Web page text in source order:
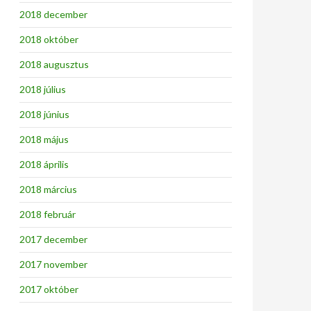
2018 december
2018 október
2018 augusztus
2018 július
2018 június
2018 május
2018 április
2018 március
2018 február
2017 december
2017 november
2017 október